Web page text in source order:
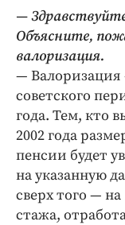
Блоги
Издания
Клиника
Бренд
—
Объясните,
валоризация.
— Валоризация
советского
года. Тем, кто
2002 года
пенсии будет
на указанную
сверх того —
стажа,